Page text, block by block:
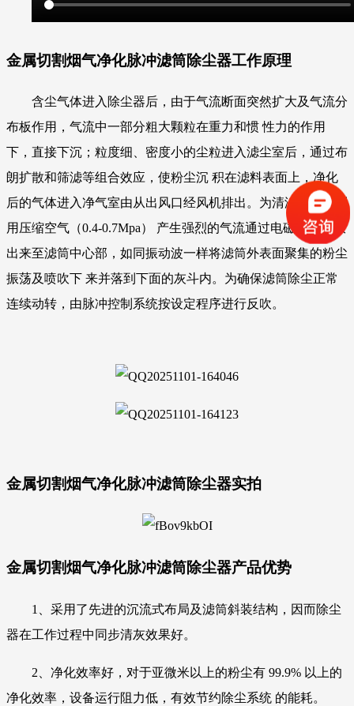
金属切割烟气净化脉冲滤筒除尘器工作原理
含尘气体进入除尘器后，由于气流断面突然扩大及气流分
布板作用，气流中一部分粗大颗粒在重力和惯 性力的作用
下，直接下沉；粒度细、密度小的尘粒进入滤尘室后，通过布
朗扩散和筛滤等组合效应，使粉尘沉 积在滤料表面上，净化
后的气体进入净气室由从出风口经风机排出。为清洁滤筒，利
用压缩空气（0.4-0.7Mpa） 产生强烈的气流通过电磁阀门释放
出来至滤筒中心部，如同振动波一样将滤筒外表面聚集的粉尘
振荡及喷吹下 来并落到下面的灰斗内。为确保滤筒除尘正常
连续动转，由脉冲控制系统按设定程序进行反吹。
金属切割烟气净化脉冲滤筒除尘器实拍
金属切割烟气净化脉冲滤筒除尘器产品优势
1、采用了先进的沉流式布局及滤筒斜装结构，因而除尘
器在工作过程中同步清灰效果好。
2、净化效率好，对于亚微米以上的粉尘有 99.9% 以上的
净化效率，设备运行阻力低，有效节约除尘系统 的能耗。